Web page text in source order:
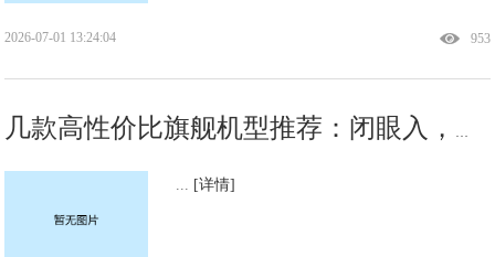
953
2026-07-01 13:24:04
[详情]